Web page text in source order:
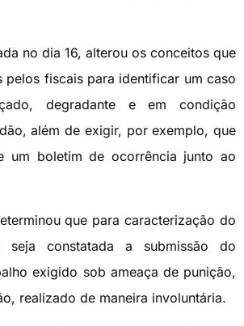
no dia 16, alterou os conceitos que
pelos fiscais para identificar um caso
degradante e em condição
além de exigir, por exemplo, que
um boletim de ocorrência junto ao
que para caracterização do
seja constatada a submissão do
exigido sob ameaça de punição,
realizado de maneira involuntária.